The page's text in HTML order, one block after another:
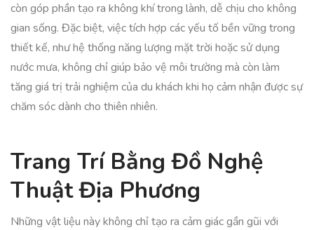
còn góp phần tạo ra không khí trong lành, dễ chịu cho không
gian sống. Đặc biệt, việc tích hợp các yếu tố bền vững trong
thiết kế, như hệ thống năng lượng mặt trời hoặc sử dụng
nước mưa, không chỉ giúp bảo vệ môi trường mà còn làm
tăng giá trị trải nghiệm của du khách khi họ cảm nhận được sự
chăm sóc dành cho thiên nhiên.
Trang Trí Bằng Đồ Nghệ
Thuật Địa Phương
Những vật liệu này không chỉ tạo ra cảm giác gần gũi với